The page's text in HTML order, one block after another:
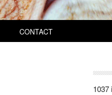
CONTACT
1037